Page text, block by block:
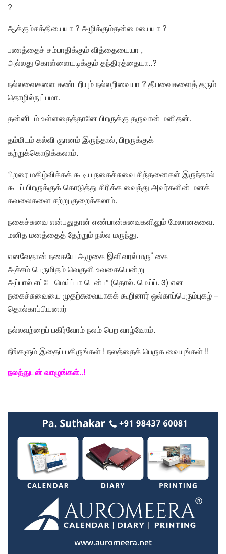
?
ஆக்கும்சக்தியையா ? அழிக்கும்தன்மையையா ?
பணத்தைச் சம்பாதிக்கும்வித்தையையா ,
அல்லது கொள்ளையடிக்கும்தந்திரத்தையா..?
நல்லவைகளை கண்டறியும்நல்லறிவையா ? தீயவைகளைத்தரும்
தொழில்நுட்பமா.
தன்னிடம் உள்ளதைத்தானே பிறருக்கு தருவான் மனிதன்.
தம்மிடம் கல்வி ஞானம் இருந்தால், பிறருக்குக்
கற்றுக்கொடுக்கலாம்.
பிறரை மகிழ்விக்கக் கூடிய நகைச்சுவை சிந்தனைகள் இருந்தால்
கூடப் பிறருக்குக் கொடுத்து சிரிக்க வைத்து அவர்களின் மனக்
கவலைகளை சற்று குறைக்கலாம்.
நகைச்சுவை என்பதுதான் எண்பான்சுவைகளிலும்மேலானசுவை.
மனித மனத்தைத் தேற்றும் நல்ல மருந்து.
எனவேதான் நகையே அழுகை இளிவரல் மருட்கை
அச்சம் பெருமிதம் வெகுளி உவகையென்று
அப்பால் எட்டே மெய்ப்பா டென்ப” (தொல். மெய்ப். 3) என
நகைச்சுவையை முதற்சுவையாகக் கூறினார் ஒல்காப்பெரும்புகழ் –
தொல்காப்பியனார்
நல்லவற்றைப் பகிர்வோம் நலம் பெற வாழ்வோம்.
நீங்களும் இதைப் பகிருங்கள் ! நலத்தைக் பெருக வையுங்கள் !!
நலத்துடன் வாழுங்கள்..!